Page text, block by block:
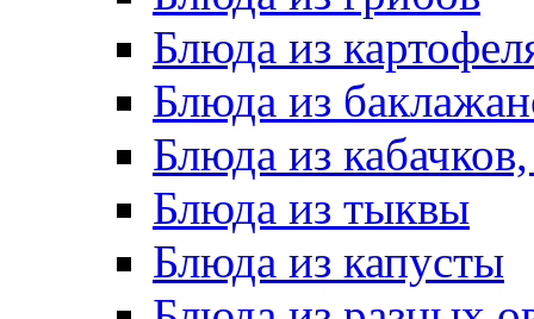
Блюда из
Блюда из
Блюда из
Блюда из тыквы
Блюда из капусты